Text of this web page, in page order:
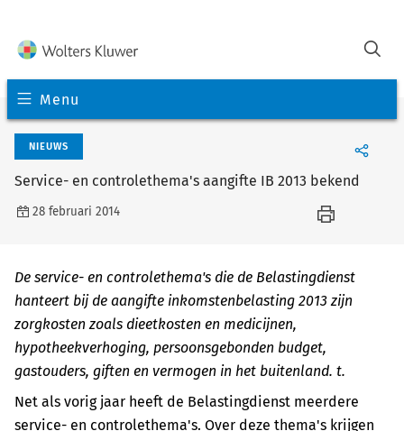
Menu
NIEUWS
Service- en controlethema's aangifte IB 2013 bekend
28 februari 2014
De service- en controlethema's die de Belastingdienst
hanteert bij de aangifte inkomstenbelasting 2013 zijn
zorgkosten zoals dieetkosten en medicijnen,
hypotheekverhoging, persoonsgebonden budget,
gastouders, giften en vermogen in het buitenland. t.
Net als vorig jaar heeft de Belastingdienst meerdere
service- en controlethema's. Over deze thema's krijgen